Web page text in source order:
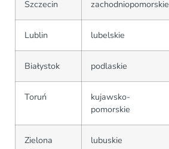
Szczecin zachodniopomorskie
Lublin lubelskie
Białystok podlaskie
Toruń
kujawsko-
pomorskie
Zielona
lubuskie